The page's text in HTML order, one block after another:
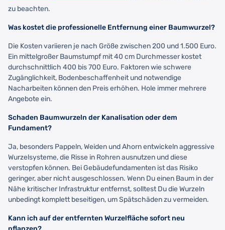
zu beachten.
Was kostet die professionelle Entfernung einer Baumwurzel?
Die Kosten variieren je nach Größe zwischen 200 und 1.500 Euro.
Ein mittelgroßer Baumstumpf mit 40 cm Durchmesser kostet
durchschnittlich 400 bis 700 Euro. Faktoren wie schwere
Zugänglichkeit, Bodenbeschaffenheit und notwendige
Nacharbeiten können den Preis erhöhen. Hole immer mehrere
Angebote ein.
Schaden Baumwurzeln der Kanalisation oder dem
Fundament?
Ja, besonders Pappeln, Weiden und Ahorn entwickeln aggressive
Wurzelsysteme, die Risse in Rohren ausnutzen und diese
verstopfen können. Bei Gebäudefundamenten ist das Risiko
geringer, aber nicht ausgeschlossen. Wenn Du einen Baum in der
Nähe kritischer Infrastruktur entfernst, solltest Du die Wurzeln
unbedingt komplett beseitigen, um Spätschäden zu vermeiden.
Kann ich auf der entfernten Wurzelfläche sofort neu